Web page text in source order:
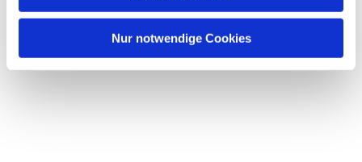
Nur notwendige Cookies